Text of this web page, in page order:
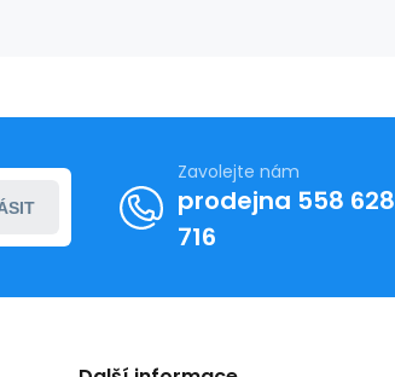
Zavolejte nám
prodejna 558 628
716